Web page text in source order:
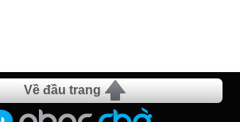
Về đầu trang